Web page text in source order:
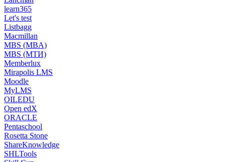
learn365
Let's test
Listbagg
Macmillan
MBS (MBA)
MBS (МТИ)
Memberlux
Mirapolis LMS
Moodle
MyLMS
OILEDU
Open edX
ORACLE
Pentaschool
Rosetta Stone
ShareKnowledge
SHLTools